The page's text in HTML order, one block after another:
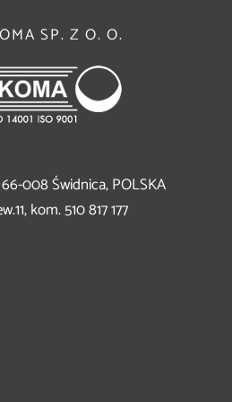
SP. Z O. O.
008 Świdnica, POLSKA
kom. 510 817 177